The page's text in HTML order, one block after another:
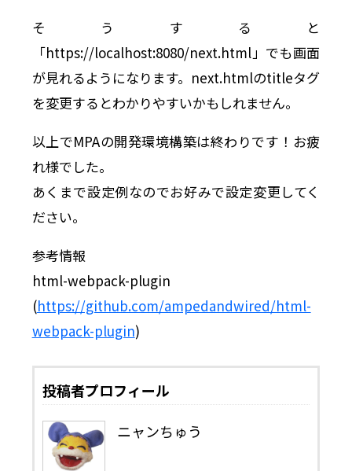
そうすると
「https://localhost:8080/next.html」でも画面
が見れるようになります。next.htmlのtitleタグ
を変更するとわかりやすいかもしれません。
以上でMPAの開発環境構築は終わりです！お疲
れ様でした。
あくまで設定例なのでお好みで設定変更してく
ださい。
参考情報
html-webpack-plugin
(https://github.com/ampedandwired/html-
webpack-plugin)
投稿者プロフィール
ニャンちゅう